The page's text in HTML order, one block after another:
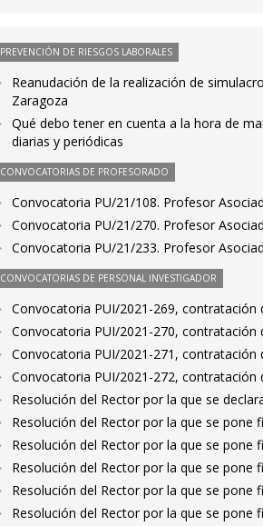
PREVENCIÓN DE RIESGOS LABORALES
Reanudación de la realización de
Zaragoza
Qué debo tener en cuenta a la hora de
diarias y periódicas
CONVOCATORIAS DE PROFESORADO
Convocatoria PU/21/108. Profesor
Convocatoria PU/21/270. Profesor
Convocatoria PU/21/233. Profesor
CONVOCATORIAS DE PERSONAL INVESTIGADOR
Convocatoria PUI/2021-269, contratación
Convocatoria PUI/2021-270,
Convocatoria PUI/2021-271,
Convocatoria PUI/2021-272, contratación
Resolución del Rector por la que se
Resolución del Rector por la que se pone
Resolución del Rector por la que se pone
Resolución del Rector por la que se pone
Resolución del Rector por la que se pone
Resolución del Rector por la que se pone